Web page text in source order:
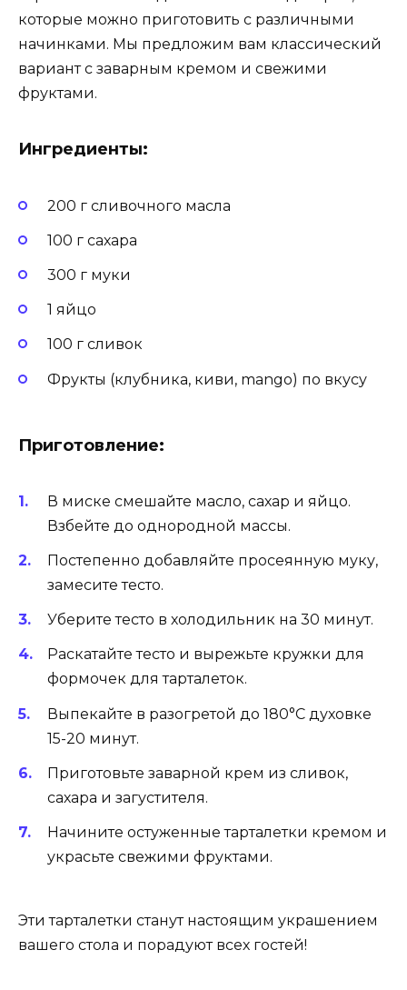
которые можно приготовить с различными
начинками. Мы предложим вам классический
вариант с заварным кремом и свежими
фруктами.
Ингредиенты:
200 г сливочного масла
100 г сахара
300 г муки
1 яйцо
100 г сливок
Фрукты (клубника, киви, mango) по вкусу
Приготовление:
В миске смешайте масло, сахар и яйцо.
Взбейте до однородной массы.
Постепенно добавляйте просеянную муку,
замесите тесто.
Уберите тесто в холодильник на 30 минут.
Раскатайте тесто и вырежьте кружки для
формочек для тарталеток.
Выпекайте в разогретой до 180°C духовке
15-20 минут.
Приготовьте заварной крем из сливок,
сахара и загустителя.
Начините остуженные тарталетки кремом и
украсьте свежими фруктами.
Эти тарталетки станут настоящим украшением
вашего стола и порадуют всех гостей!